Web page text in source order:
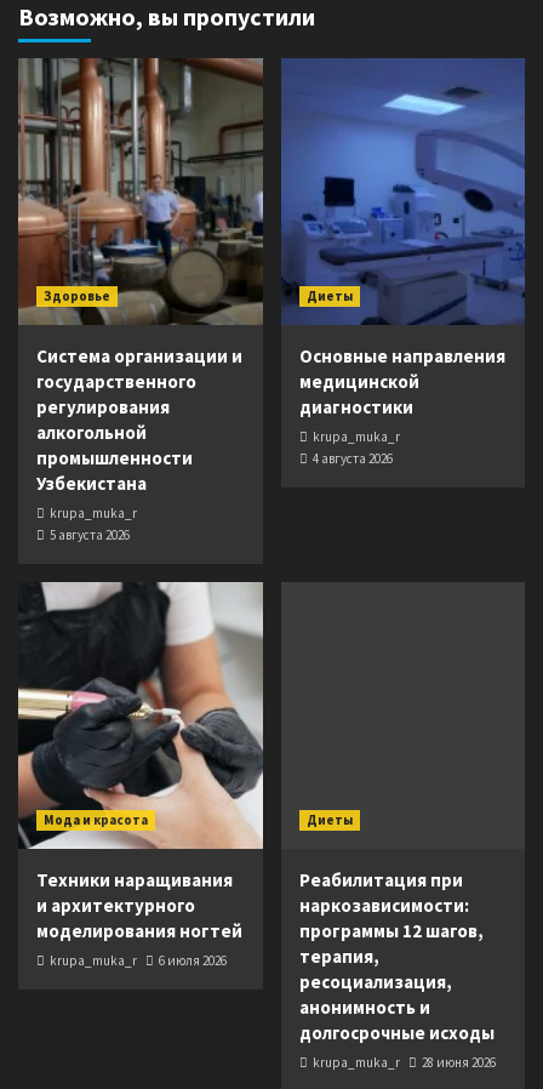
Возможно, вы пропустили
Здоровье
Система организации и
государственного
регулирования
алкогольной
промышленности
Узбекистана
krupa_muka_r
5 августа 2026
Диеты
Основные направления
медицинской
диагностики
krupa_muka_r
4 августа 2026
Мода и красота
Техники наращивания
и архитектурного
моделирования ногтей
krupa_muka_r 6 июля 2026
Диеты
Реабилитация при
наркозависимости:
программы 12 шагов,
терапия,
ресоциализация,
анонимность и
долгосрочные исходы
krupa_muka_r 28 июня 2026